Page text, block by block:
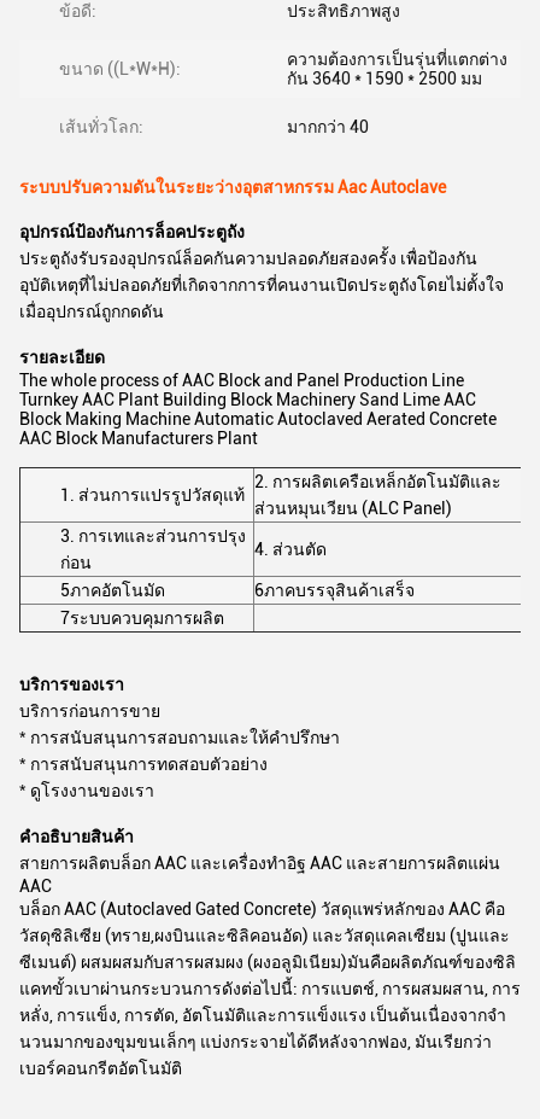
ข้อดี: ประสิทธิภาพสูง
ขนาด ((L*W*H):
ความต้องการเป็นรุ่นที่แตกต่าง
กัน 3640 * 1590 * 2500 มม
เส้นทั่วโลก: มากกว่า 40
ระบบปรับความดันในระยะว่างอุตสาหกรรม Aac Autoclave
อุปกรณ์ป้องกันการล็อคประตูถัง
ประตูถังรับรองอุปกรณ์ล็อคกันความปลอดภัยสองครั้ง เพื่อป้องกัน
อุบัติเหตุที่ไม่ปลอดภัยที่เกิดจากการที่คนงานเปิดประตูถังโดยไม่ตั้งใจ
เมื่ออุปกรณ์ถูกกดดัน
รายละเอียด
The whole process of AAC Block and Panel Production Line
Turnkey AAC Plant Building Block Machinery Sand Lime AAC
Block Making Machine Automatic Autoclaved Aerated Concrete
AAC Block Manufacturers Plant
1. ส่วนการแปรรูปวัสดุแท้
2. การผลิตเครือเหล็กอัตโนมัติและ
ส่วนหมุนเวียน (ALC Panel)
3. การเทและส่วนการปรุง
ก่อน
4. ส่วนตัด
5ภาคอัตโนมัด
6ภาคบรรจุสินค้าเสร็จ
7ระบบควบคุมการผลิต
บริการของเรา
บริการก่อนการขาย
* การสนับสนุนการสอบถามและให้คําปรึกษา
* การสนับสนุนการทดสอบตัวอย่าง
* ดูโรงงานของเรา
คําอธิบายสินค้า
สายการผลิตบล็อก AAC และเครื่องทําอิฐ AAC และสายการผลิตแผ่น
AAC
บล็อก AAC (Autoclaved Gated Concrete) วัสดุแพร่หลักของ AAC คือ
วัสดุซิลิเซีย (ทราย,ผงบินและซิลิคอนอัด) และวัสดุแคลเซียม (ปูนและ
ซีเมนต์) ผสมผสมกับสารผสมผง (ผงอลูมิเนียม)มันคือผลิตภัณฑ์ของซิลิ
แคทขั้วเบาผ่านกระบวนการดังต่อไปนี้: การแบตช์, การผสมผสาน, การ
หลั่ง, การแข็ง, การตัด, อัตโนมัติและการแข็งแรง เป็นต้นเนื่องจากจํา
นวนมากของขุมขนเล็กๆ แบ่งกระจายได้ดีหลังจากฟอง, มันเรียกว่า
เบอร์คอนกรีตอัตโนมัติ